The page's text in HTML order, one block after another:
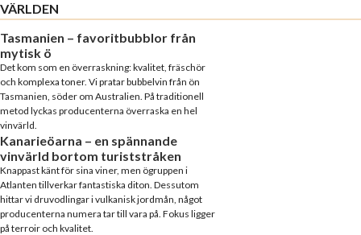
VÄRLDEN
Tasmanien – favoritbubblor från
mytisk ö
Det kom som en överraskning: kvalitet, fräschör
och komplexa toner. Vi pratar bubbelvin från ön
Tasmanien, söder om Australien. På traditionell
metod lyckas producenterna överraska en hel
vinvärld.
Kanarieöarna – en spännande
vinvärld bortom turiststråken
Knappast känt för sina viner, men ögruppen i
Atlanten tillverkar fantastiska diton. Dessutom
hittar vi druvodlingar i vulkanisk jordmån, något
producenterna numera tar till vara på. Fokus ligger
på terroir och kvalitet.